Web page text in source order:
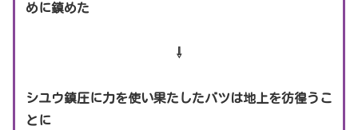
めに鎮めた
⇩
シユウ鎮圧に力を使い果たしたバツは地上を彷徨うこ
と に